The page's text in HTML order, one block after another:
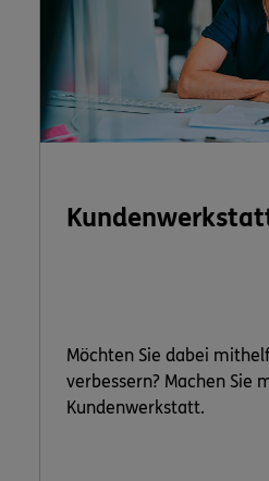
Möchten Sie dabei
verbessern? Machen Sie
Kundenwerkstatt.